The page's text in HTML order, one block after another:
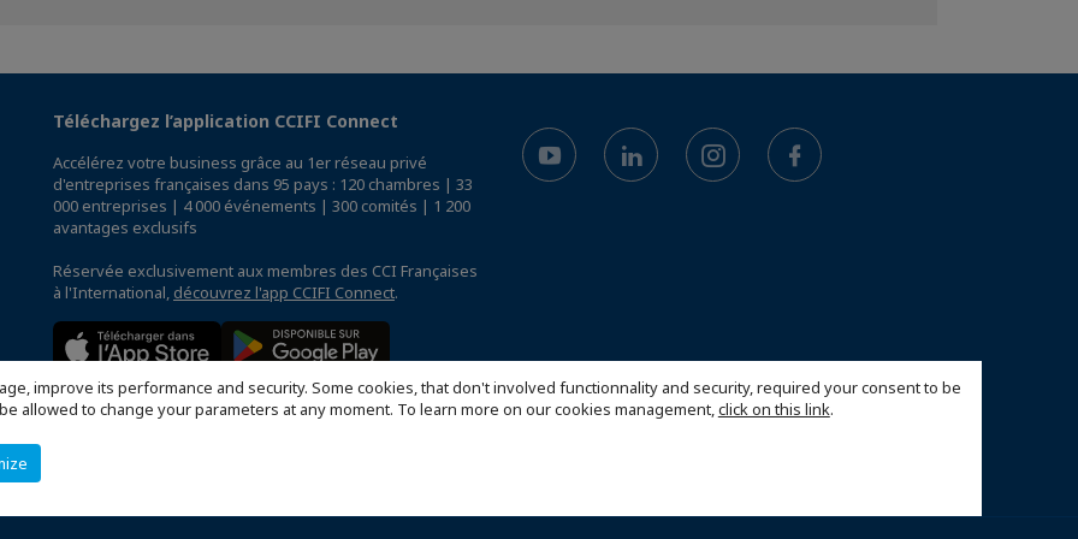
improve its performance and security. Some cookies, that don't involved functionnality and security, required your consent to be
allowed to change your parameters at any moment. To learn more on our cookies management,click on this link.
Téléchargez l’application CCIFI Connect
Accélérez votre business grâce au 1er réseau privé
d'entreprises françaises dans 95 pays : 120 chambres | 33
000 entreprises | 4 000 événements | 300 comités | 1 200
avantages exclusifs
Réservée exclusivement aux membres des CCI Françaises
à l'International, découvrez l'app CCIFI Connect.